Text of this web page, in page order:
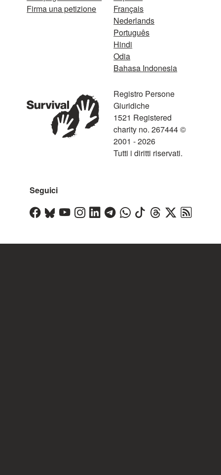
Firma una petizione
Français
Nederlands
Português
Hindi
Odia
Bahasa Indonesia
Seguici
Registro Persone
Giuridiche
1521 Registered
charity no. 267444 ©
2001 - 2026
Tutti i diritti riservati.